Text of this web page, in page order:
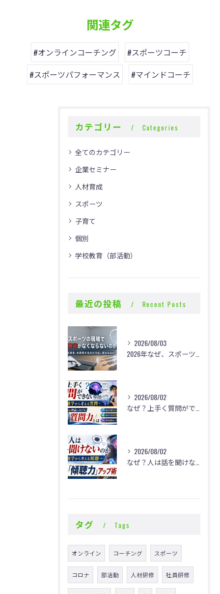
関連タグ
#オンラインコーチング
#スポーツコーチ
#スポーツパフォーマンス
#マインドコーチ
カテゴリー Categories
全てのカテゴリー
企業セミナー
人材育成
スポーツ
子育て
個別
学校教育（部活動）
最近の投稿 Recent Posts
2026/08/03
2026年なぜ、スポーツの現場で体罰・暴言がなくならないのか？
2026/08/02
なぜ？上手く質問ができないのか
2026/08/02
なぜ？人は話を聞けないのか
タグ Tags
オンライン コーチング スポーツ
コロナ 部活動 人材研修 社員研修